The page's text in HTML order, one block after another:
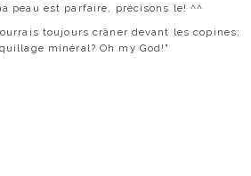
peau est parfaire, précisons le! ^^
toujours crâner devant les copines:
minéral? Oh my God!"